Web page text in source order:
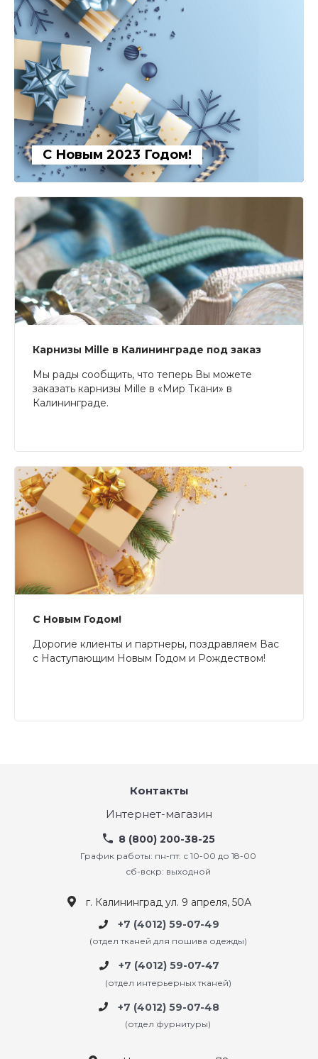
С Новым 2023 Годом!
Карнизы Mille в Калининграде под заказ
Мы рады сообщить, что теперь Вы можете
заказать карнизы Mille в «Мир Ткани» в
Калининграде.
С Новым Годом!
Дорогие клиенты и партнеры, поздравляем Вас
с Наступающим Новым Годом и Рождеством!
Контакты
Интернет-магазин
8 (800) 200-38-25
График работы: пн-пт: с 10-00 до 18-00
сб-вскр: выходной
г. Калининград ул. 9 апреля, 50А
+7 (4012) 59-07-49
(отдел тканей для пошива одежды)
+7 (4012) 59-07-47
(отдел интерьерных тканей)
+7 (4012) 59-07-48
(отдел фурнитуры)